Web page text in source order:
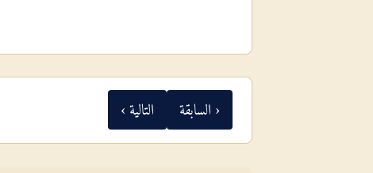
‹ السابقة التالية ›